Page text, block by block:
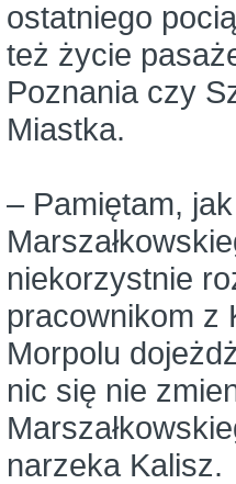
ostatniego
też życie
Poznania czy
Miastka.
– Pamiętam,
niekorzystnie
pracownikom z
Morpolu
nic się nie
narzeka Kalisz.